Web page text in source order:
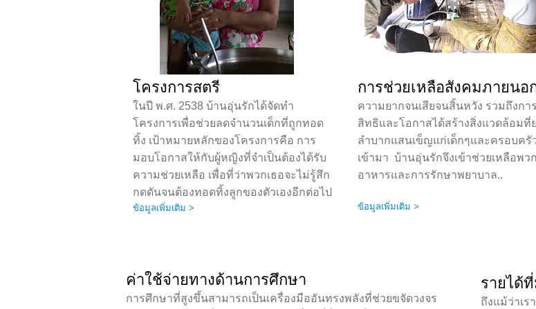
โครงการสตรี
ในปี พ.ศ. 2538 บ้านอุ่นรักได้จัดทำ
โครงการเพื่อช่วยลดจำนวนเด็กที่ถูกทอด
ทิ้ง เป้าหมายหลักของโครงการคือ การ
มอบโอกาสให้กับผู้หญิงที่จำเป็นต้องได้รับ
ความช่วยเหลือ เพื่อที่ว่าพวกเธอจะไม่รู้สึก
กดดันจนต้องทอดทิ้งลูกของตัวเองอีกต่อไป
ข้อมูลเพิ่มเติม >
การช่วยเหลือสังคมภายนอ
ความยากจนเสียจนสิ้นหวัง รวมถึงกา
สิทธิและโอกาสได้สร้างสิ่งแวดล้อมที่
ลำบากแสนเข็ญแก่เด็กๆและครอบครั
เข้ามา บ้านอุ่นรักจึงเข้าช่วยเหลือพว
อาหารและการรักษาพยาบาล..
ข้อมูลเพิ่มเติม >
ค่าใช้จ่ายทางด้านการศึกษา
การศึกษาที่สูงขึ้นสามารถเป็นเครื่องมืออันทรงพลังที่ช่วยขจัดวงจร
รายได้
ถึงแม้ว่าเ